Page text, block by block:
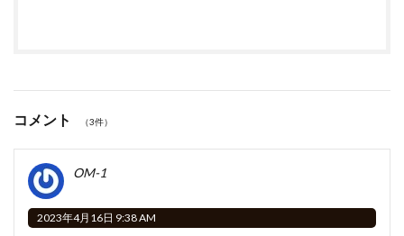
コメント （3件）
OM-1
2023年4月16日 9:38 AM